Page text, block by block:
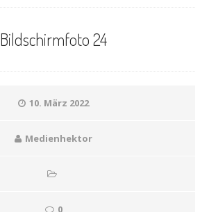
Bildschirmfoto 24
10. März 2022
Medienhektor
0